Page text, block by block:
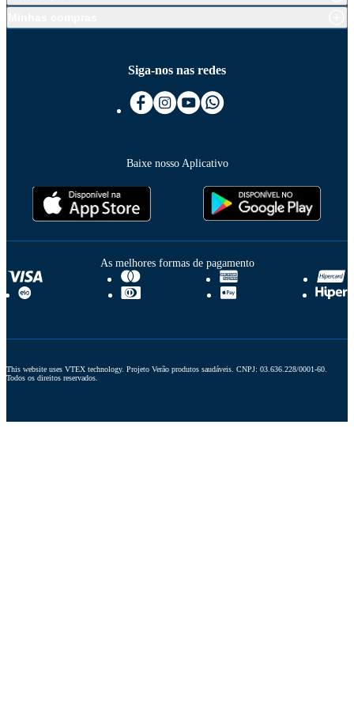
Siga-nos nas redes
Baixe nosso Aplicativo
As melhores formas de pagamento
This website uses VTEX technology. Projeto Verão produtos saudáveis. CNPJ: 03.636.228/0001-60.
Todos os direitos reservados.